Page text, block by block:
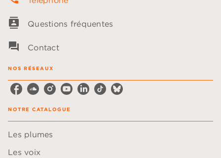
contacts Questions fréquentes
question_answer Contact
NOS RÉSEAUX
NOTRE CATALOGUE
Les plumes
Les voix